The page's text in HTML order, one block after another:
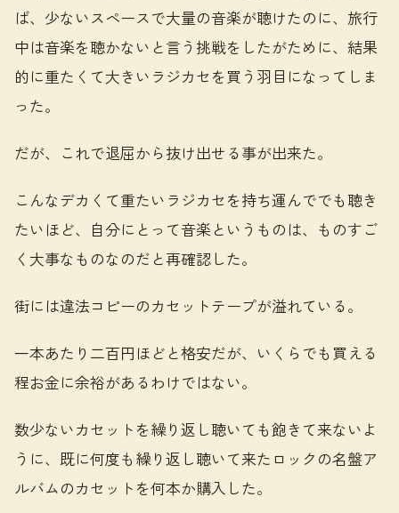
ば、少ないスペースで大量の音楽が聴けたのに、旅行
中は音楽を聴かないと言う挑戦をしたがために、結果
的に重たくて大きいラジカセを買う羽目になってしま
った。
だが、これで退屈から抜け出せる事が出来た。
こんなデカくて重たいラジカセを持ち運んででも聴き
たいほど、自分にとって音楽というものは、ものすご
く大事なものなのだと再確認した。
街には違法コピーのカセットテープが溢れている。
一本あたり二百円ほどと格安だが、いくらでも買える
程お金に余裕があるわけではない。
数少ないカセットを繰り返し聴いても飽きて来ないよ
うに、既に何度も繰り返し聴いて来たロックの名盤ア
ルバムのカセットを何本か購入した。